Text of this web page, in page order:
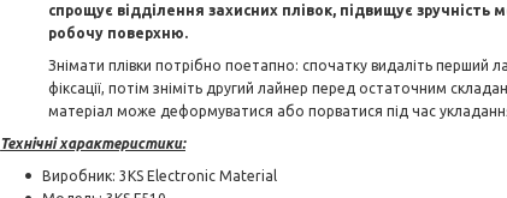
спрощує відділення захисних плівок, підвищує
робочу поверхню.
Знімати плівки потрібно поетапно: спочатку видаліть перший
фіксації, потім зніміть другий лайнер перед остаточним
матеріал може деформуватися або порватися під час
Технічні характеристики:
Виробник: 3KS Electronic Material